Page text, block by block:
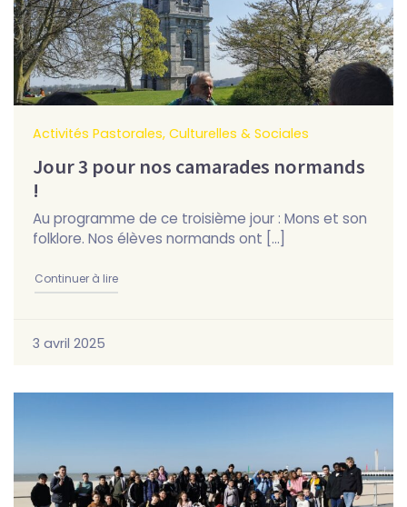
Jour 3 pour nos camarades normands
!
Activités Pastorales, Culturelles & Sociales
Au programme de ce troisième jour : Mons et son
folklore. Nos élèves normands ont […]
Continuer à lire"Jour 3 pour nos camarades normands !"
3 avril 2025